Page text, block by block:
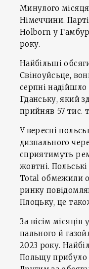
Минулого
Німеччини.
Holborn у
року.
Найбільші
Свіноуйсьце,
серпні
Гданську, який
прийняв 57 тис.
У вересні
дизпального
сприятимуть
жовтні.
Total обмежили
ринку
Плоцьку, це
За вісім
пального й
2023 року.
Польщу прибуло